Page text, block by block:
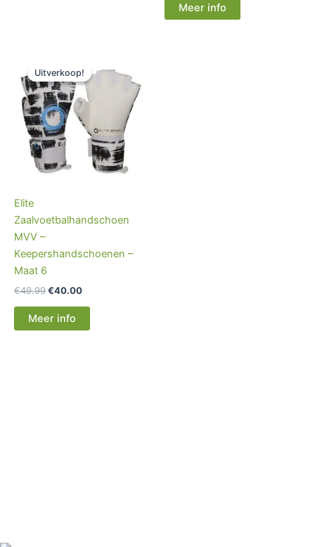
Meer info
Uitverkoop!
Uitverkoop!
Elite
Zaalvoetbalhandschoen
MVV –
Keepershandschoenen –
Maat 6
€49.99
prijs
was:
€49.99.
€40.00
prijs
is:
€40.00.
Meer info